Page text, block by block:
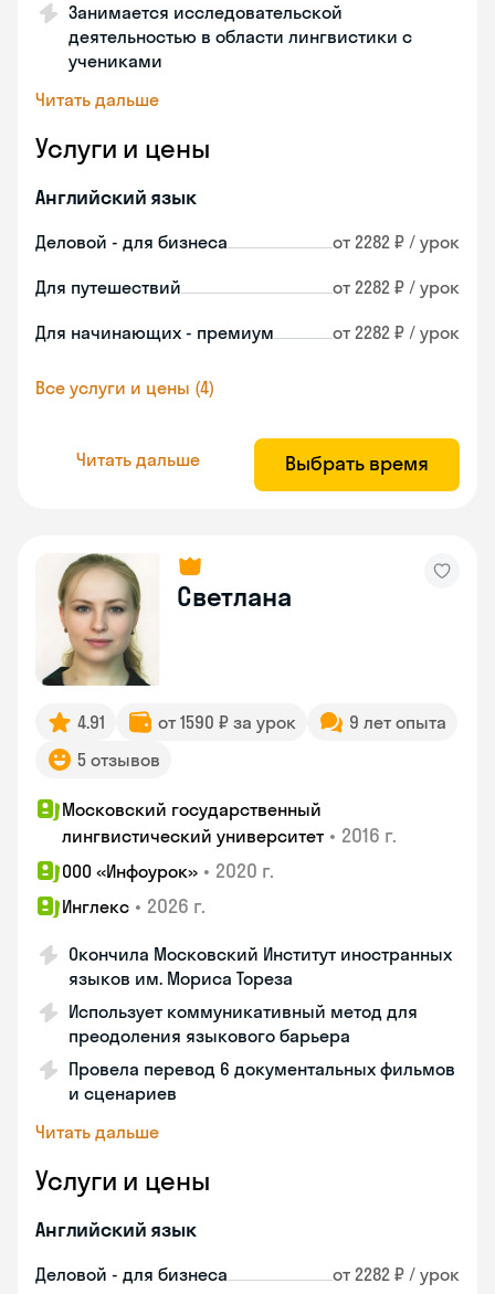
Занимается исследовательской
деятельностью в области лингвистики с
учениками
Читать дальше
Услуги и цены
Английский язык
Деловой - для бизнеса от 2282 ₽ / урок
Для путешествий от 2282 ₽ / урок
Для начинающих - премиум от 2282 ₽ / урок
Все услуги и цены (4)
Читать дальше Выбрать время
Светлана
4.91 от 1590 ₽ за урок
9 лет опыта
5 отзывов
Московский государственный
лингвистический университет • 2016 г.
ООО «Инфоурок» • 2020 г.
Инглекс • 2026 г.
Окончила Московский Институт иностранных
языков им. Мориса Тореза
Использует коммуникативный метод для
преодоления языкового барьера
Провела перевод 6 документальных фильмов
и сценариев
Читать дальше
Услуги и цены
Английский язык
Деловой - для бизнеса от 2282 ₽ / урок